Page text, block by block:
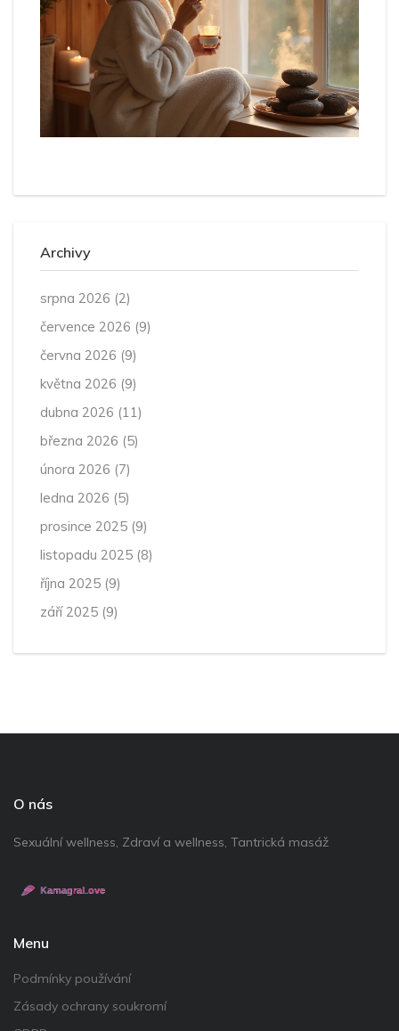
Archivy
srpna 2026 (2)
července 2026 (9)
června 2026 (9)
května 2026 (9)
dubna 2026 (11)
března 2026 (5)
února 2026 (7)
ledna 2026 (5)
prosince 2025 (9)
listopadu 2025 (8)
října 2025 (9)
září 2025 (9)
O nás
Sexuální wellness, Zdraví a wellness, Tantrická masáž
Menu
Podmínky používání
Zásady ochrany soukromí